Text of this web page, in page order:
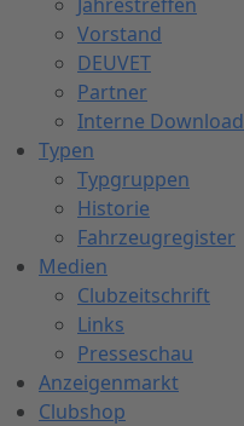
Vorstand
DEUVET
Partner
Interne
Typen
Typgruppen
Historie
Fahrzeugregister
Medien
Clubzeitschrift
Links
Presseschau
Anzeigenmarkt
Clubshop